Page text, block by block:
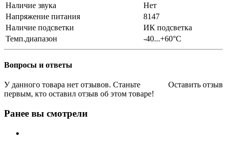
Наличие звука
Нет
Напряжение питания
8147
Наличие подсветки
ИК подсветка
Темп.диапазон
-40...+60°С
Вопросы и ответы
Оставить отзыв
У данного товара нет отзывов. Станьте
первым, кто оставил отзыв об этом товаре!
Ранее вы смотрели